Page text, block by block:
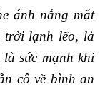
ánh nắng mặt
lạnh lẽo, là
là sức mạnh khi
cô về bình an